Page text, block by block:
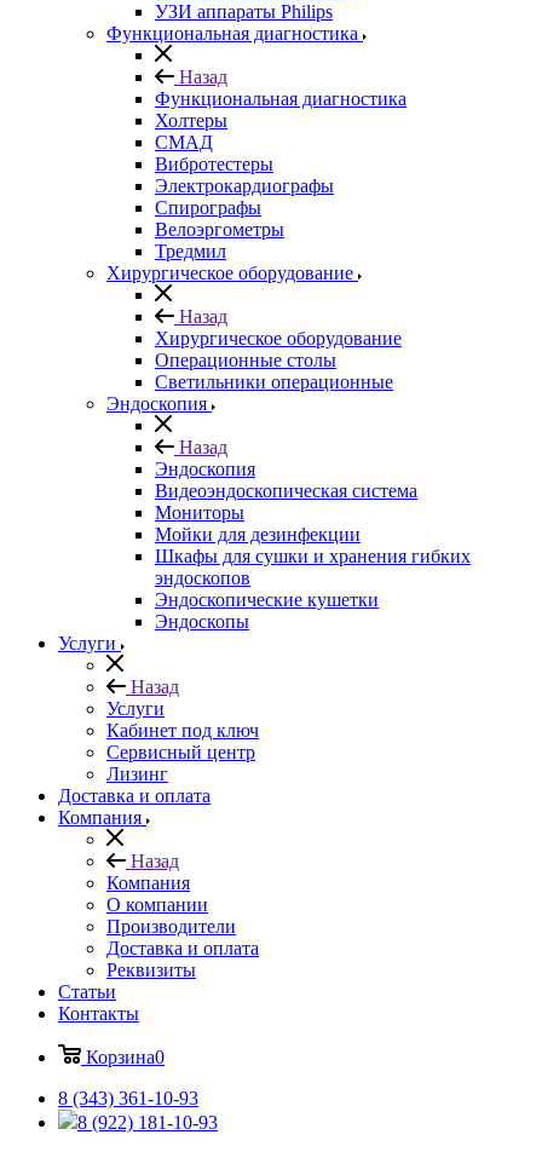
УЗИ аппараты Philips
Функциональная диагностика
Назад
Функциональная диагностика
Холтеры
СМАД
Вибротестеры
Электрокардиографы
Спирографы
Велоэргометры
Тредмил
Хирургическое оборудование
Назад
Хирургическое оборудование
Операционные столы
Светильники операционные
Эндоскопия
Назад
Эндоскопия
Видеоэндоскопическая система
Мониторы
Мойки для дезинфекции
Шкафы для сушки и хранения гибких
эндоскопов
Эндоскопические кушетки
Эндоскопы
Услуги
Назад
Услуги
Кабинет под ключ
Сервисный центр
Лизинг
Доставка и оплата
Компания
Назад
Компания
О компании
Производители
Доставка и оплата
Реквизиты
Статьи
Контакты
Корзина0
8 (343) 361-10-93
8 (922) 181-10-93